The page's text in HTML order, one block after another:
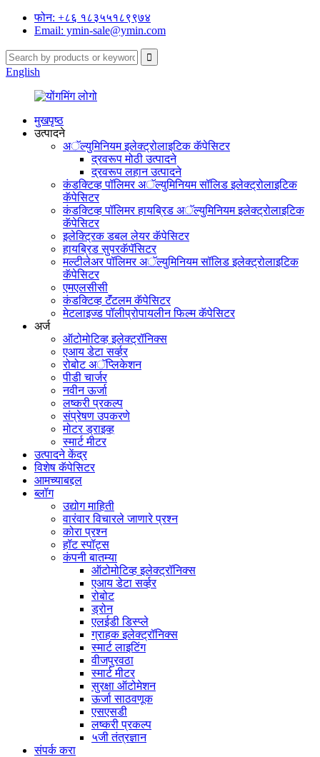
फोन: +८६ १८३५५१८९९७४
Email: ymin-sale@ymin.com
English
मुखपृष्ठ
उत्पादने
अॅल्युमिनियम इलेक्ट्रोलाइटिक कॅपेसिटर
द्रवरूप मोठी उत्पादने
द्रवरूप लहान उत्पादने
कंडक्टिव्ह पॉलिमर अॅल्युमिनियम सॉलिड इलेक्ट्रोलाइटिक
कॅपेसिटर
कंडक्टिव्ह पॉलिमर हायब्रिड अॅल्युमिनियम इलेक्ट्रोलाइटिक
कॅपेसिटर
इलेक्ट्रिक डबल लेयर कॅपेसिटर
हायब्रिड सुपरकॅपॅसिटर
मल्टीलेअर पॉलिमर अॅल्युमिनियम सॉलिड इलेक्ट्रोलाइटिक
कॅपेसिटर
एमएलसीसी
कंडक्टिव्ह टॅंटलम कॅपेसिटर
मेटलाइज्ड पॉलीप्रोपायलीन फिल्म कॅपेसिटर
अर्ज
ऑटोमोटिव्ह इलेक्ट्रॉनिक्स
एआय डेटा सर्व्हर
रोबोट अॅप्लिकेशन
पीडी चार्जर
नवीन ऊर्जा
लष्करी प्रकल्प
संप्रेषण उपकरणे
मोटर ड्राइव्ह
स्मार्ट मीटर
उत्पादने केंद्र
विशेष कॅपेसिटर
आमच्याबद्दल
ब्लॉग
उद्योग माहिती
वारंवार विचारले जाणारे प्रश्न
कोरा प्रश्न
हॉट स्पॉट्स
कंपनी बातम्या
ऑटोमोटिव्ह इलेक्ट्रॉनिक्स
एआय डेटा सर्व्हर
रोबोट
ड्रोन
एलईडी डिस्प्ले
ग्राहक इलेक्ट्रॉनिक्स
स्मार्ट लाइटिंग
वीजपुरवठा
स्मार्ट मीटर
सुरक्षा ऑटोमेशन
ऊर्जा साठवणूक
एसएसडी
लष्करी प्रकल्प
५जी तंत्रज्ञान
संपर्क करा